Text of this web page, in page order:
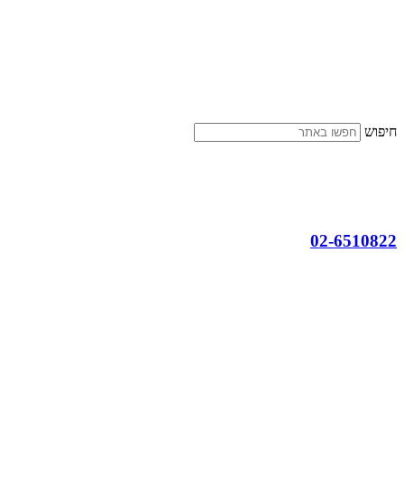
חיפוש
02-6510822